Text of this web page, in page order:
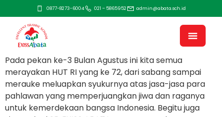
0877-8273-6004 021 – 5865952 admin@abata.sch.id
Pada pekan ke-3 Bulan Agustus ini kita semua
merayakan HUT RI yang ke 72, dari sabang sampai
merauke meluapkan syukurnya atas jasa-jasa para
pahlawan yang memperjuangkan jiwa dan raganya
untuk kemerdekaan bangsa Indonesia. Begitu juga